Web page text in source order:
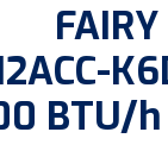
FAIRY
BTU/